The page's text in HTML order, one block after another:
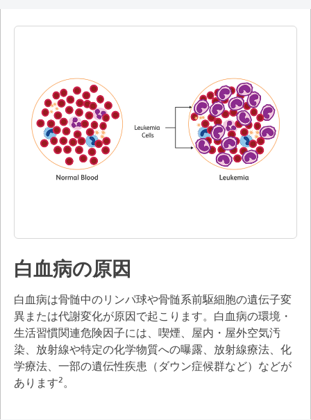
白血病の原因
白血病は骨髄中のリンパ球や骨髄系前駆細胞の遺伝子変
異または代謝変化が原因で起こります。白血病の環境・
生活習慣関連危険因子には、喫煙、屋内・屋外空気汚
染、放射線や特定の化学物質への曝露、放射線療法、化
学療法、一部の遺伝性疾患（ダウン症候群など）などが
あります2 。